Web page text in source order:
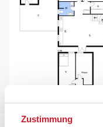
Zustimmung